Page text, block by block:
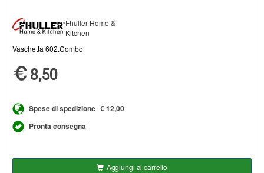
Fhuller Home &
Kitchen
Vaschetta 602.Combo
8,50
Spese di spedizione € 12,00
Pronta consegna
Aggiungi al carrello